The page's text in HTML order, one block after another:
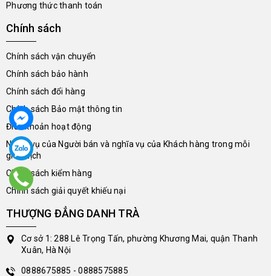
Phương thức thanh toán
Chính sách
Chính sách vận chuyển
Chính sách bảo hành
Chính sách đổi hàng
Chính sách Bảo mật thông tin
Điều khoản hoạt động
Nghĩa vụ của Người bán và nghĩa vụ của Khách hàng trong mỗi
giao dịch
Chính sách kiểm hàng
Chính sách giải quyết khiếu nại
THƯỢNG ĐẲNG DANH TRÀ
Cơ sở 1: 288 Lê Trọng Tấn, phường Khương Mai, quận Thanh
Xuân, Hà Nội
0888675885 - 0888575885